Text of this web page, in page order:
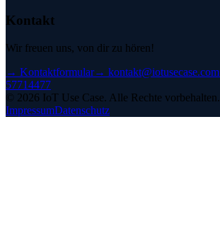
Kontakt
Wir freuen uns, von dir zu hören!
→ Kontaktformular→ kontakt@iotusecase.com
57714477
© 2026 IoT Use Case. Alle Rechte vorbehalten.
ImpressumDatenschutz